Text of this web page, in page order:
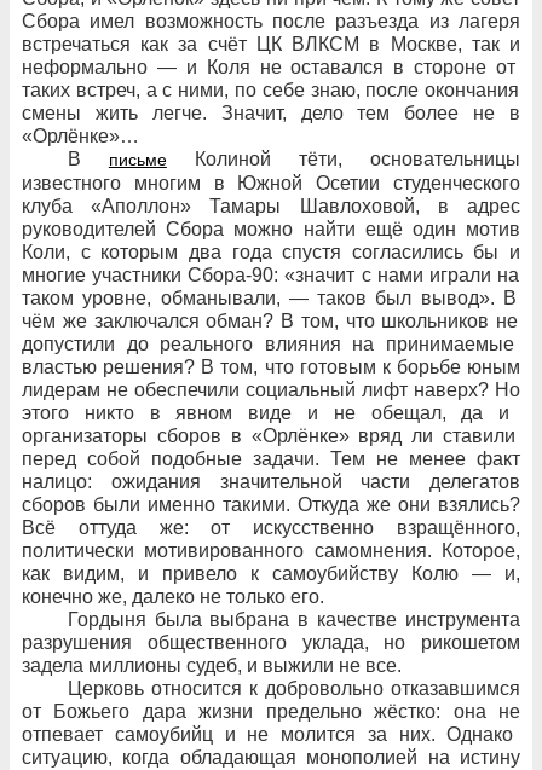
Сбора имел возможность после разъезда из лагеря
встречаться как за счёт ЦК ВЛКСМ в
Москве, так и
неформально — и Коля не оставался в стороне от
таких встреч, а с ними, по себе знаю, после окончания
смены жить легче. Значит, дело тем
более не
в
«Орлёнке»…
В
письмеКолиной тёти, основательницы
известного многим в
Южной Осетии студенческого
клуба «Аполлон» Тамары Шавлоховой, в
адрес
руководителей Сбора можно найти ещё один мотив
Коли, с которым два года спустя согласились бы и
многие участники Сбора-90: «значит с нами играли на
таком уровне, обманывали, — таков был вывод». В
чём же заключался обман? В том, что школьников не
допустили до
реального влияния на
принимаемые
властью решения? В том, что готовым к борьбе юным
лидерам не обеспечили социальный лифт наверх? Но
этого никто в
явном виде и не обещал, да
и
организаторы сборов в «Орлёнке» вряд ли ставили
перед собой подобные задачи. Тем
не менее факт
налицо: ожидания значительной части делегатов
сборов были именно такими. Откуда же они взялись?
Всё оттуда
же: от
искусственно взращённого,
политически мотивированного самомнения. Которое,
как видим, и
привело к самоубийству Колю
— и,
конечно же, далеко не только его.
Гордыня была выбрана в качестве инструмента
разрушения общественного уклада, но
рикошетом
задела миллионы судеб, и выжили не все.
Церковь относится к добровольно отказавшимся
от
Божьего дара жизни предельно жёстко: она не
отпевает самоубийц и
не молится за
них. Однако
ситуацию, когда обладающая монополией на истину